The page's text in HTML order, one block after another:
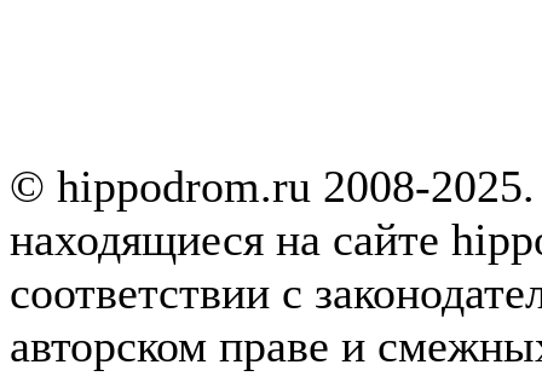
© hippodrom.ru 2008-
находящиеся на сайте
соответствии с
авторском праве и